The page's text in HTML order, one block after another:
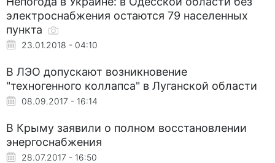
электроснабжения остаются 79 населенных
пункта
23.01.2018 - 04:10
В ЛЭО допускают возникновение
"техногенного коллапса" в Луганской области
08.09.2017 - 16:14
В Крыму заявили о полном восстановлении
энергоснабжения
28.07.2017 - 16:50